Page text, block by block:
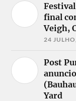
final
Veigh,
24
Post
Yard